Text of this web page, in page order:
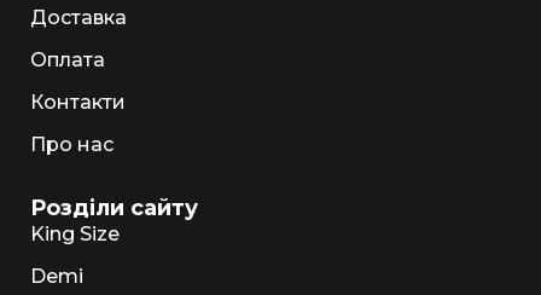
Доставка
Оплата
Контакти
Про нас
Розділи сайту
King Size
Demi